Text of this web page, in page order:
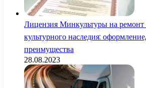
Лицензия Минкультуры на ремонт
культурного наследия:
преимущества
28.08.2023